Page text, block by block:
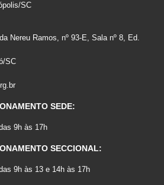
SC
Nereu Ramos, nº 93-E, Sala nº 8, Ed.
SC
SEDE:
9h às 17h
SECCIONAL:
9h às 13 e 14h às 17h